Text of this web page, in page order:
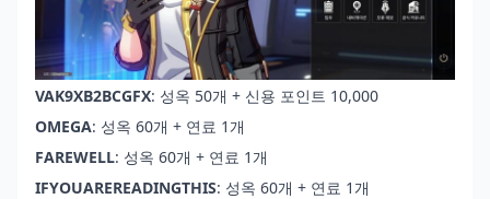
VAK9XB2BCGFX: 성옥 50개 + 신용 포인트 10,000
OMEGA: 성옥 60개 + 연료 1개
FAREWELL: 성옥 60개 + 연료 1개
IFYOUAREREADINGTHIS: 성옥 60개 + 연료 1개